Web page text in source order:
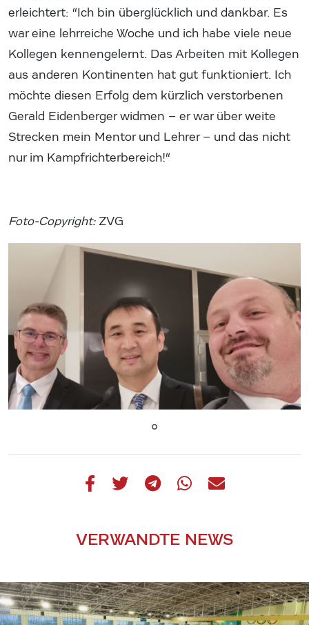
erleichtert: “Ich bin überglücklich und dankbar. Es
war eine lehrreiche Woche und ich habe viele neue
Kollegen kennengelernt. Das Arbeiten mit Kollegen
aus anderen Kontinenten hat gut funktioniert. Ich
möchte diesen Erfolg dem kürzlich verstorbenen
Gerald Eidenberger widmen – er war über weite
Strecken mein Mentor und Lehrer – und das nicht
nur im Kampfrichterbereich!“
Foto-Copyright:ZVG
VERWANDTE NEWS